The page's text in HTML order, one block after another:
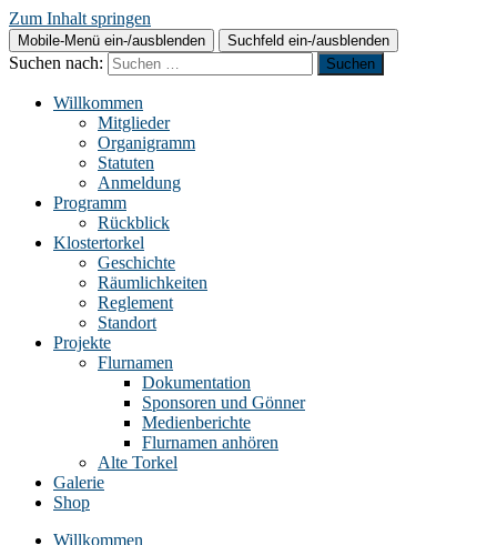
Zum Inhalt springen
Mobile-Menü ein-/ausblenden Suchfeld ein-/ausblenden
Suchen nach:
Willkommen
Mitglieder
Organigramm
Statuten
Anmeldung
Programm
Rückblick
Klostertorkel
Geschichte
Räumlichkeiten
Reglement
Standort
Projekte
Flurnamen
Dokumentation
Sponsoren und Gönner
Medienberichte
Flurnamen anhören
Alte Torkel
Galerie
Shop
Willkommen